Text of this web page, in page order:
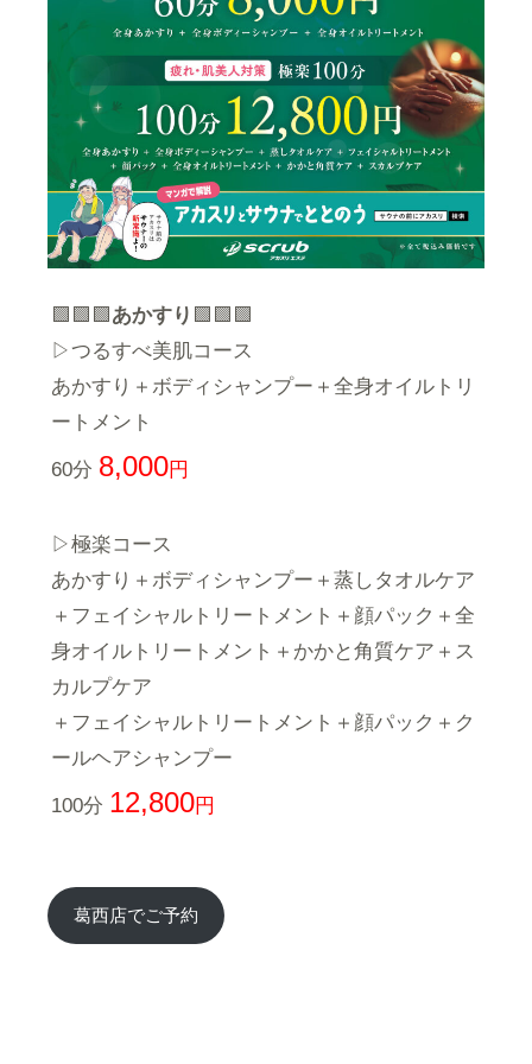
🟩🟩🟩 あかすり 🟩🟩🟩
▷つるすべ美肌コース
あかすり＋ボディシャンプー＋全身オイルトリ
ートメント
60分 8,000円
▷極楽コース
あかすり＋ボディシャンプー＋蒸しタオルケア
＋フェイシャルトリートメント＋顔パック＋全
身オイルトリートメント＋かかと角質ケア＋ス
カルプケア
＋フェイシャルトリートメント＋顔パック＋ク
ールヘアシャンプー
100分 12,800円
葛西店でご予約